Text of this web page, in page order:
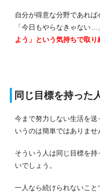
自分が得意な分野であれば
「今日もやらなきゃない…
よう」という気持ちで取り
同じ目標を持った
今まで努力しない生活を
いうのは簡単ではありませ
そういう人は同じ目標を
いでしょう。
一人なら続けられないこ